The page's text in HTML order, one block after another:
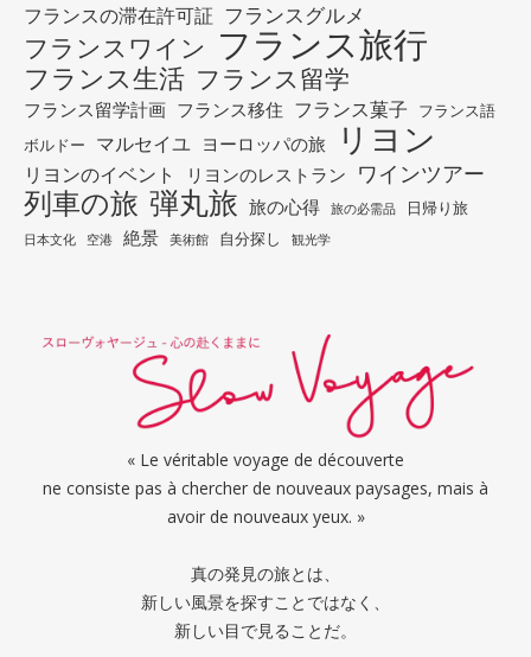
フランスの滞在許可証 フランスグルメ
フランスワイン フランス旅行
フランス生活 フランス留学
フランス留学計画 フランス移住 フランス菓子
フランス語
ボルドー
マルセイユ ヨーロッパの旅 リヨン
リヨンのイベント リヨンのレストラン ワインツアー
列車の旅 弾丸旅 旅の心得 旅の必需品 日帰り旅
日本文化 空港 絶景 美術館 自分探し 観光学
« Le véritable voyage de découverte
ne consiste pas à chercher de nouveaux paysages, mais à
avoir de nouveaux yeux. »
真の発見の旅とは、
新しい風景を探すことではなく、
新しい目で見ることだ。